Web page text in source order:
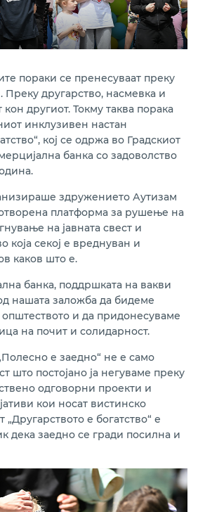
пораки се пренесуваат преку
Преку другарство, насмевка и
другиот. Токму таква порака
инклузивен настан
кој се одржа во Градскиот
банка со задоволство
здружението Аутизам
платформа за рушење на
на јавната свест и
која секој е вреднуван и
каков што е.
банка, поддршката на вакви
нашата заложба да бидеме
и да придонесуваме
на почит и солидарност.
е заедно“ не е само
што постојано ја негуваме преку
одговорни проекти и
кои носат вистинско
е богатство“ е
дека заедно се гради посилна и